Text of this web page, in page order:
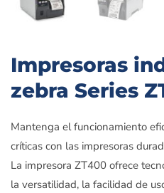
Impresoras
zebra Series
Mantenga el funcionamiento
críticas con las impresoras
La impresora ZT400 ofrece
la versatilidad, la facilidad de